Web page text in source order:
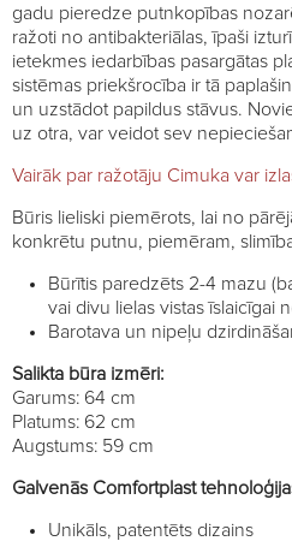
gadu pieredze putnkopības
ražoti no antibakteriālas, īpaši
ietekmes iedarbības pasargātas
sistēmas priekšrocība ir tā
un uzstādot papildus stāvus.
uz otra, var veidot sev
Vairāk par ražotāju Cimuka var
Būris lieliski piemērots, lai no
konkrētu putnu, piemēram,
Būrītis paredzēts 2-4 mazu
vai divu lielas vistas īslaicīgai
Barotava un nipeļu
Salikta būra izmēri:
Garums: 64 cm
Platums: 62 cm
Augstums: 59 cm
Galvenās Comfortplast
Unikāls, patentēts dizains